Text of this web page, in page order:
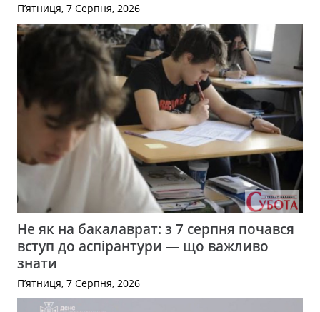
П’ятниця, 7 Серпня, 2026
Не як на бакалаврат: з 7 серпня почався
вступ до аспірантури — що важливо
знати
П’ятниця, 7 Серпня, 2026